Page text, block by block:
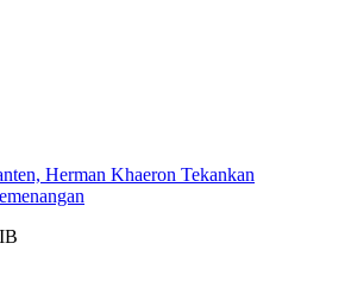
Herman Khaeron Tekankan